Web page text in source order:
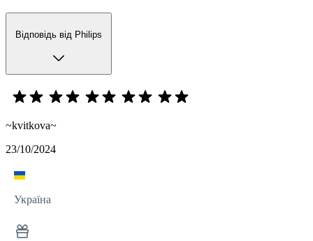
Відповідь від Philips
~kvitkova~
23/10/2024
Україна